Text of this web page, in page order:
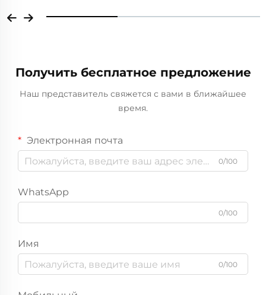
Получить бесплатное предложение
Наш представитель свяжется с вами в ближайшее
время.
Электронная почта
0/100
WhatsApp
0/100
Имя
0/100